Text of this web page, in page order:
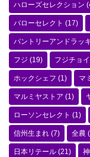
ハローズセレクション
バローセレクト (17)
パントリーアンドラッ
フジ (19) フジチョ
ホックシェフ (1) マ
マルミヤストア (1)
ローソンセレクト (1)
信州生まれ (7) 全農
日本リテール (21)